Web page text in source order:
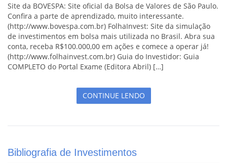
Site da BOVESPA: Site oficial da Bolsa de Valores de São Paulo.
Confira a parte de aprendizado, muito interessante.
(http://www.bovespa.com.br) FolhaInvest: Site da simulação
de investimentos em bolsa mais utilizada no Brasil. Abra sua
conta, receba R$100.000,00 em ações e comece a operar já!
(http://www.folhainvest.com.br) Guia do Investidor: Guia
COMPLETO do Portal Exame (Editora Abril) […]
CONTINUE LENDO
Bibliografia de Investimentos